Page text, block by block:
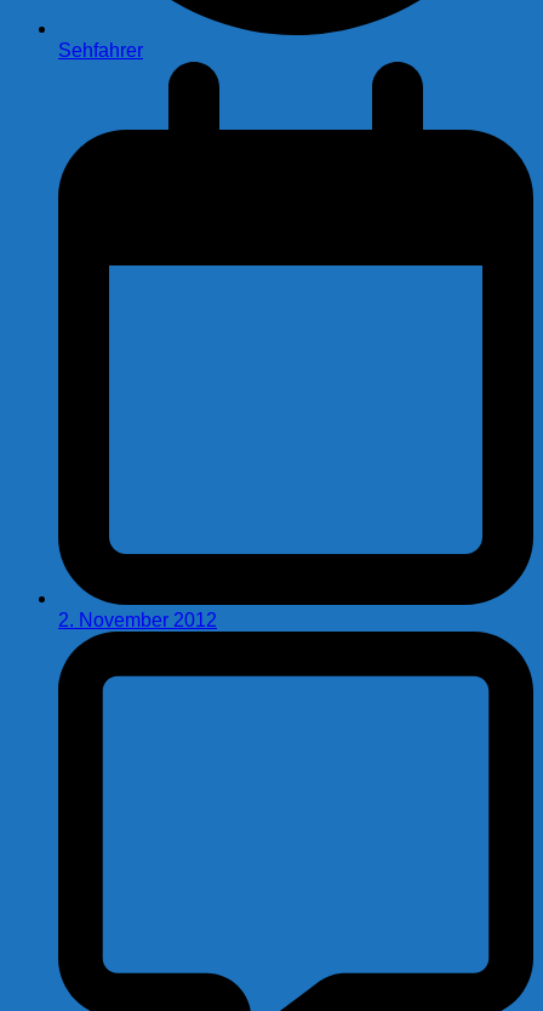
Sehfahrer
2. November 2012